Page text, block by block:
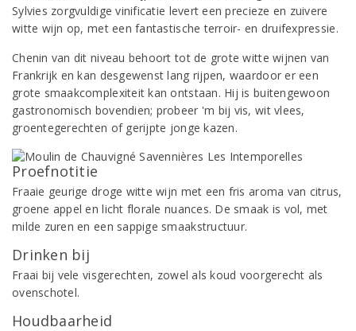
Sylvies zorgvuldige vinificatie levert een precieze en zuivere
witte wijn op, met een fantastische terroir- en druifexpressie.
Chenin van dit niveau behoort tot de grote witte wijnen van
Frankrijk en kan desgewenst lang rijpen, waardoor er een
grote smaakcomplexiteit kan ontstaan. Hij is buitengewoon
gastronomisch bovendien; probeer 'm bij vis, wit vlees,
groentegerechten of gerijpte jonge kazen.
Proefnotitie
Fraaie geurige droge witte wijn met een fris aroma van citrus,
groene appel en licht florale nuances. De smaak is vol, met
milde zuren en een sappige smaakstructuur.
Drinken bij
Fraai bij vele visgerechten, zowel als koud voorgerecht als
ovenschotel.
Houdbaarheid